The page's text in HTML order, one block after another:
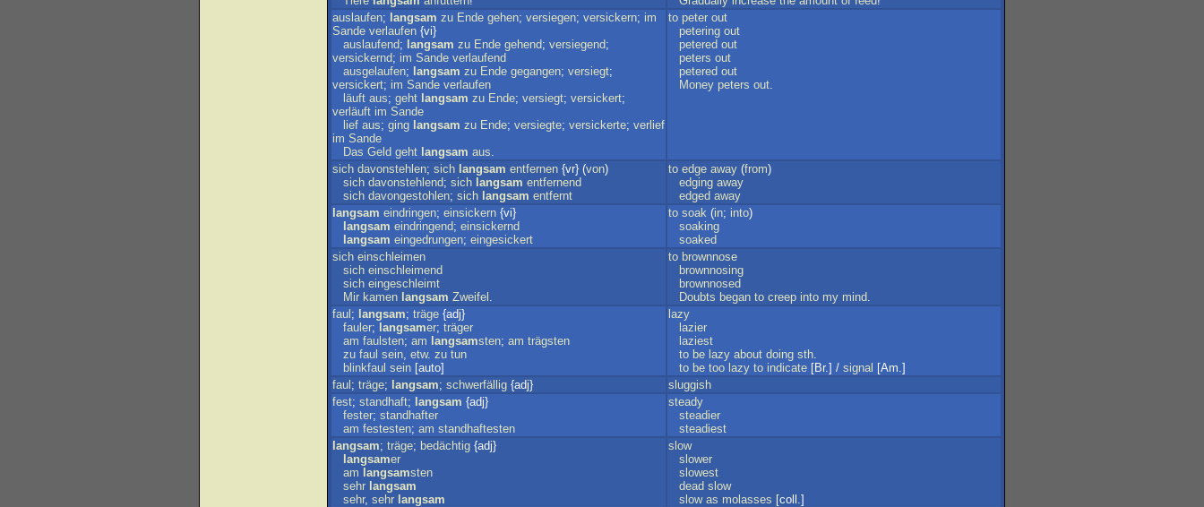
auslaufen; langsam zu Ende gehen; versiegen; versickern; im
Sande verlaufen {vi}
auslaufend; langsam zu Ende gehend; versiegend;
versickernd; im Sande verlaufend
ausgelaufen; langsam zu Ende gegangen; versiegt;
versickert; im Sande verlaufen
läuft aus; geht langsam zu Ende; versiegt; versickert;
verläuft im Sande
lief aus; ging langsam zu Ende; versiegte; versickerte; verlief
im Sande
Das Geld geht langsam aus.
to peter out
petering out
petered out
peters out
petered out
Money peters out.
sich davonstehlen; sich langsam entfernen {vr} (von)
sich davonstehlend; sich langsam entfernend
sich davongestohlen; sich langsam entfernt
to edge away (from)
edging away
edged away
langsam eindringen; einsickern {vi}
langsam eindringend; einsickernd
langsam eingedrungen; eingesickert
to soak (in; into)
soaking
soaked
sich einschleimen
sich einschleimend
sich eingeschleimt
Mir kamen langsam Zweifel .
to brownnose
brownnosing
brownnosed
Doubts began to creep into my mind.
faul ; langsam; träge {adj}
fauler; langsamer; träger
am faulsten; am langsamsten; am trägsten
zu faul sein, etw. zu tun
blinkfaul sein [auto]
lazy
lazier
laziest
to be lazy about doing sth.
to be too lazy to indicate [Br.] / signal [Am.]
faul ; träge; langsam; schwerfällig {adj}
sluggish
fest; standhaft; langsam {adj}
fester; standhafter
am festesten; am standhaftesten
steady
steadier
steadiest
langsam; träge; bedächtig {adj}
langsamer
am langsamsten
sehr langsam
sehr, sehr langsam
slow
slower
slowest
dead slow
slow as molasses [coll.]